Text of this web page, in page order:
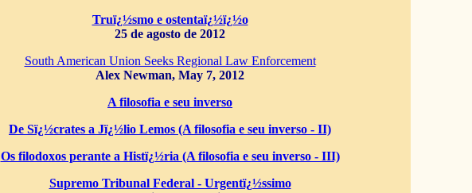
Truï¿½smo e ostentaï¿½ï¿½o
25 de agosto de 2012
South American Union Seeks Regional Law Enforcement
Alex Newman, May 7, 2012
A filosofia e seu inverso
De Sï¿½crates a Jï¿½lio Lemos (A filosofia e seu inverso - II)
Os filodoxos perante a Histï¿½ria (A filosofia e seu inverso - III)
Supremo Tribunal Federal - Urgentï¿½ssimo